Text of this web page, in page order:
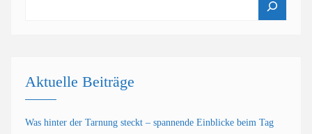
Aktuelle Beiträge
Was hinter der Tarnung steckt – spannende Einblicke beim Tag